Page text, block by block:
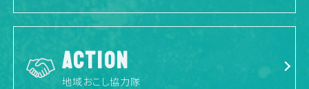
ACTION
地域おこし協力隊